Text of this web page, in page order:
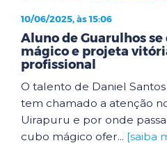
10/06/2025, às 15:06
Aluno de Guarulhos
mágico e projeta
profissional
O talento de Daniel Santos
tem chamado a atenção
Uirapuru e por onde
cubo mágico ofer... [saiba